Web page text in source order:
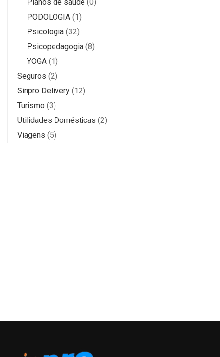
Planos de saúde (0)
PODOLOGIA (1)
Psicologia (32)
Psicopedagogia (8)
YOGA (1)
Seguros (2)
Sinpro Delivery (12)
Turismo (3)
Utilidades Domésticas (2)
Viagens (5)